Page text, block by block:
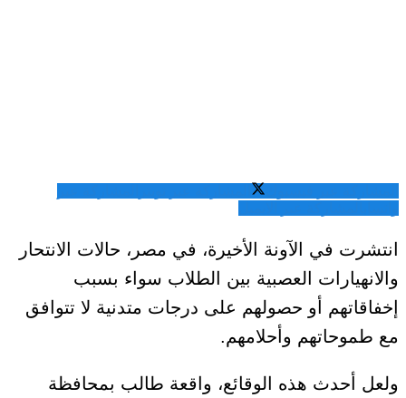
انتشرت في الآونة الأخيرة، في مصر، حالات الانتحار
والانهيارات العصبية بين الطلاب سواء بسبب
إخفاقاتهم أو حصولهم على درجات متدنية لا تتوافق
مع طموحاتهم وأحلامهم.
ولعل أحدث هذه الوقائع، واقعة طالب بمحافظة